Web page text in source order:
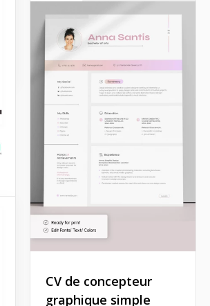
CV de concepteur
graphique simple